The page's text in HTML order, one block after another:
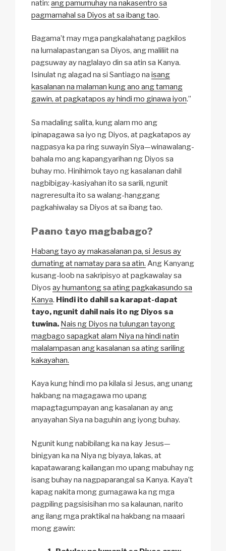
natin: ang pamumuhay na nakasentro sa
pagmamahal sa Diyos at sa ibang tao.
Bagama’t may mga pangkalahatang pagkilos
na lumalapastangan sa Diyos, ang maliliit na
pagsuway ay naglalayo din sa atin sa Kanya.
Isinulat ng alagad na si Santiago na isang
kasalanan na malaman kung ano ang tamang
gawin, at pagkatapos ay hindi mo ginawa iyon.”
Sa madaling salita, kung alam mo ang
ipinapagawa sa iyo ng Diyos, at pagkatapos ay
nagpasya ka pa ring suwayin Siya—winawalang-
bahala mo ang kapangyarihan ng Diyos sa
buhay mo. Hinihimok tayo ng kasalanan dahil
nagbibigay-kasiyahan ito sa sarili, ngunit
nagreresulta ito sa walang-hanggang
pagkahiwalay sa Diyos at sa ibang tao.
Paano tayo magbabago?
Habang tayo ay makasalanan pa, si Jesus ay
dumating at namatay para sa atin. Ang Kanyang
kusang-loob na sakripisyo at pagkawalay sa
Diyos ay humantong sa ating pagkakasundo sa
Kanya. Hindi ito dahil sa karapat-dapat
tayo, ngunit dahil nais ito ng Diyos sa
tuwina. Nais ng Diyos na tulungan tayong
magbago sapagkat alam Niya na hindi natin
malalampasan ang kasalanan sa ating sariling
kakayahan.
Kaya kung hindi mo pa kilala si Jesus, ang unang
hakbang na magagawa mo upang
mapagtagumpayan ang kasalanan ay ang
anyayahan Siya na baguhin ang iyong buhay.
Ngunit kung nabibilang ka na kay Jesus—
binigyan ka na Niya ng biyaya, lakas, at
kapatawarang kailangan mo upang mabuhay ng
isang buhay na nagpaparangal sa Kanya. Kaya’t
kapag nakita mong gumagawa ka ng mga
pagpiling pagsisisihan mo sa kalaunan, narito
ang ilang mga praktikal na hakbang na maaari
mong gawin: